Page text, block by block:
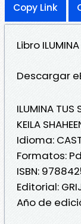
Copy Link
Libro
Descargar
ILUMINA TUS
KEILA
Idioma:
Formatos:
ISBN:
Editorial:
Año de